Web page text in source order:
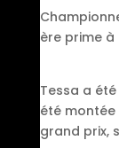
ère prime à
Tessa a
été montée
grand prix,